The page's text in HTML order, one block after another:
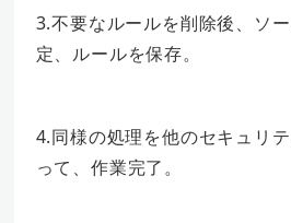
3.不要なルールを削除後、ソ
定、ルールを保存。
4.同様の処理を他のセキュリ
って、作業完了。